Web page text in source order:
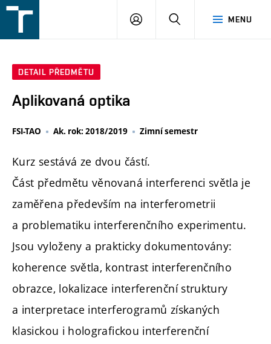
v
MENU
PŘIHLÁŠENÍ
DETAIL PŘEDMĚTU
Aplikovaná optika
FSI-TAO Ak. rok: 2018/2019 Zimní semestr
Kurz sestává ze dvou částí.
Část předmětu věnovaná interferenci světla je
zaměřena především na interferometrii
a problematiku interferenčního experimentu.
Jsou vyloženy a prakticky dokumentovány:
koherence světla, kontrast interferenčního
obrazce, lokalizace interferenční struktury
a interpretace interferogramů získaných
klasickou i holografickou interferenční